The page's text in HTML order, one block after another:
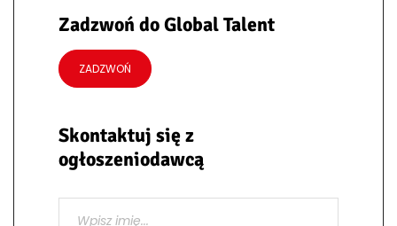
Zadzwoń do Global Talent
ZADZWOŃ
Skontaktuj się z
ogłoszeniodawcą